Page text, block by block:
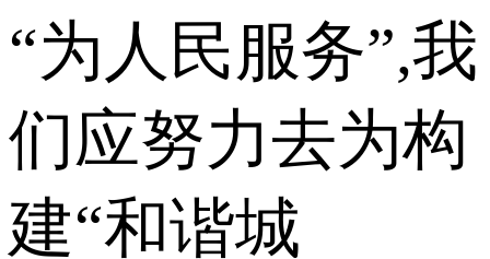
“为人民服务”,我
们应努力去为构
建“和谐城